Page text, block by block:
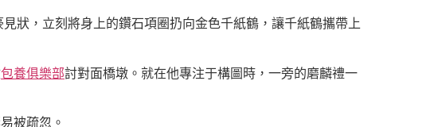
狀，立刻將身上的鑽石項圈扔向金色千紙鶴，讓千紙鶴攜帶上
包養俱樂部討對面橋墩。就在他專注于構圖時，一旁的磨麟禮一
被疏忽。